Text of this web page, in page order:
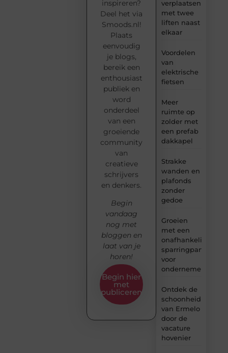
verplaatsen
met twee
liften naast
elkaar
Voordelen
van
elektrische
fietsen
Meer
ruimte op
zolder met
een prefab
dakkapel
Strakke
wanden en
plafonds
zonder
gedoe
Groeien
met een
onafhankelijke
sparringpartner
voor
ondernemers
Ontdek de
schoonheid
van Ermelo
door de
vacature
hovenier
inspireren?
Deel het via
Smoods.nl!
Plaats
eenvoudig
je blogs,
bereik een
enthousiast
publiek en
word
onderdeel
van een
groeiende
community
van
creatieve
schrijvers
en denkers.
Begin
vandaag
nog met
bloggen en
laat van je
horen!
Begin hier
met
publiceren